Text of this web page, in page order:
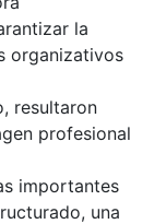
la
organizativos
resultaron
profesional
importantes
una